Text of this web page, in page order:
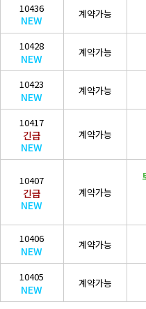
10436
NEW 계약가능
10428
NEW 계약가능
10423
NEW 계약가능
10417
긴급
NEW
계약가능
10407
긴급
NEW
계약가능
10406
NEW 계약가능
10405
NEW 계약가능